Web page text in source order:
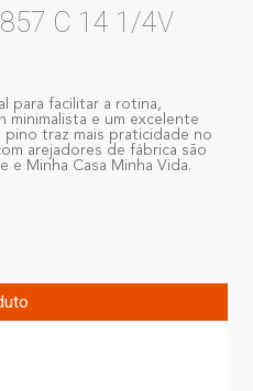
C 14 1/4V
para facilitar a rotina,
e um excelente
traz mais praticidade no
arejadores de fábrica são
e Minha Casa Minha Vida.